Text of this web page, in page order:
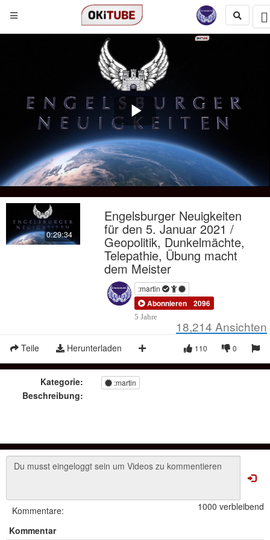
Play
Video
0:29:34
Engelsburger Neuigkeiten
für den 5. Januar 2021 /
Geopolitik, Dunkelmächte,
Telepathie, Übung macht
dem Meister
:martin
Abonnieren 2096
5 Jahre
18,214 Ansichten
Teile Herunterladen 0
110
Kategorie: :martin
Beschreibung:
1000 verbleibend
Kommentare:
Kommentar